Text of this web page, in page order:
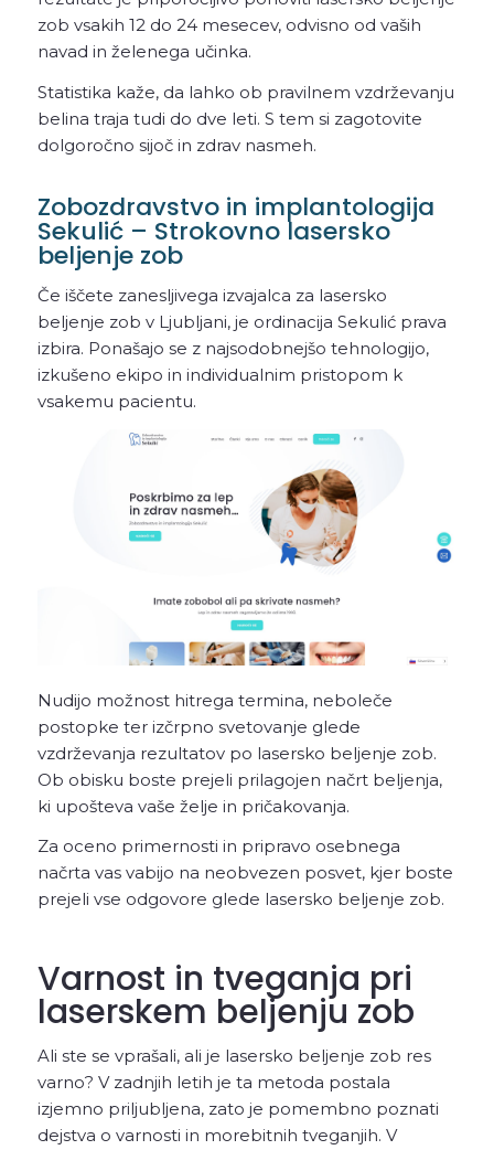
zob vsakih 12 do 24 mesecev, odvisno od vaših
navad in želenega učinka.
Statistika kaže, da lahko ob pravilnem vzdrževanju
belina traja tudi do dve leti. S tem si zagotovite
dolgoročno sijoč in zdrav nasmeh.
Zobozdravstvo in implantologija
Sekulić – Strokovno lasersko
beljenje zob
Če iščete zanesljivega izvajalca za lasersko
beljenje zob v Ljubljani, je ordinacija Sekulić prava
izbira. Ponašajo se z najsodobnejšo tehnologijo,
izkušeno ekipo in individualnim pristopom k
vsakemu pacientu.
Nudijo možnost hitrega termina, neboleče
postopke ter izčrpno svetovanje glede
vzdrževanja rezultatov po lasersko beljenje zob.
Ob obisku boste prejeli prilagojen načrt beljenja,
ki upošteva vaše želje in pričakovanja.
Za oceno primernosti in pripravo osebnega
načrta vas vabijo na neobvezen posvet, kjer boste
prejeli vse odgovore glede lasersko beljenje zob.
Varnost in tveganja pri
laserskem beljenju zob
Ali ste se vprašali, ali je lasersko beljenje zob res
varno? V zadnjih letih je ta metoda postala
izjemno priljubljena, zato je pomembno poznati
dejstva o varnosti in morebitnih tveganjih. V